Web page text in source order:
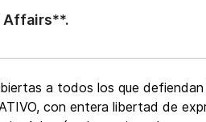
Affairs**.
a todos los que
con entera libertad de